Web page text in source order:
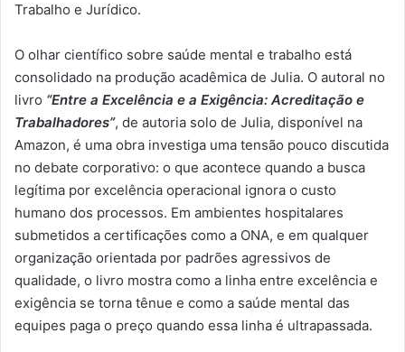
Trabalho e Jurídico.
O olhar científico sobre saúde mental e trabalho está
consolidado na produção acadêmica de Julia. O autoral no
livro “Entre a Excelência e a Exigência: Acreditação e
Trabalhadores”, de autoria solo de Julia, disponível na
Amazon, é uma obra investiga uma tensão pouco discutida
no debate corporativo: o que acontece quando a busca
legítima por excelência operacional ignora o custo
humano dos processos. Em ambientes hospitalares
submetidos a certificações como a ONA, e em qualquer
organização orientada por padrões agressivos de
qualidade, o livro mostra como a linha entre excelência e
exigência se torna tênue e como a saúde mental das
equipes paga o preço quando essa linha é ultrapassada.